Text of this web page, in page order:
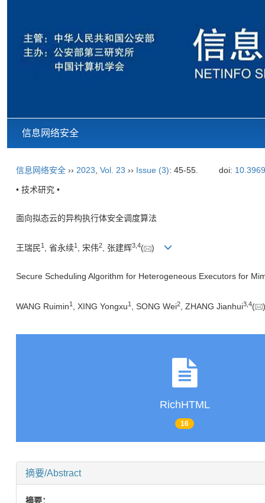
信息网络安全
信息网络安全 ›› 2023 Vol. 23 ›› Issue (3): 45-55. doi:
• 技术研究 •
面向拟态云的异构执行体安全调度算法
王瑞民1 , 省永续1 , 宋伟2, 张建辉3 4( )
Secure Scheduling Algorithm for Heterogeneous Executors for
WANG Ruimin1 , XING Yongxu1 , SONG Wei2 , ZHANG Jianhui3 4(
RichHTML
16
摘要/Abstract
摘要：